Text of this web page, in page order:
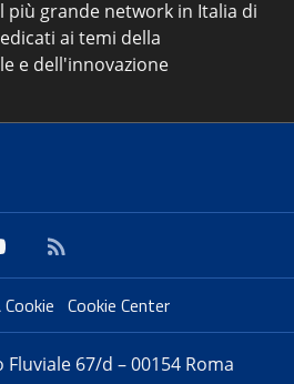
più grande network in Italia di
ai temi della
e dell'innovazione
Cookie Center
67/d – 00154 Roma